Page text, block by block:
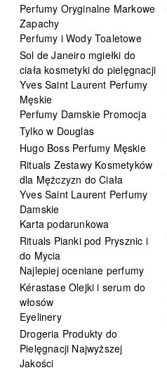
Perfumy Oryginalne Markowe
Zapachy
Perfumy i Wody Toaletowe
Sol de Janeiro mgiełki do
ciała kosmetyki do pielęgnacji
Yves Saint Laurent Perfumy
Męskie
Perfumy Damskie Promocja
Tylko w Douglas
Hugo Boss Perfumy Męskie
Rituals Zestawy Kosmetyków
dla Mężczyzn do Ciała
Yves Saint Laurent Perfumy
Damskie
Karta podarunkowa
Rituals Pianki pod Prysznic i
do Mycia
Najlepiej oceniane perfumy
Kérastase Olejki i serum do
włosów
Eyelinery
Drogeria Produkty do
Pielęgnacji Najwyższej
Jakości